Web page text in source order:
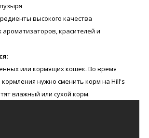
высокого качества
ароматизаторов, красителей и
или кормящих кошек. Во время
нужно сменить корм на Hill's
влажный или сухой корм.